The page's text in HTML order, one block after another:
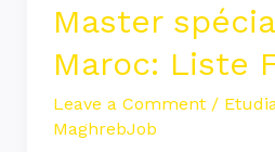
Master
Maroc: Liste
Leave a Comment /
MaghrebJob
Master
Maroc:
Liste
Filières